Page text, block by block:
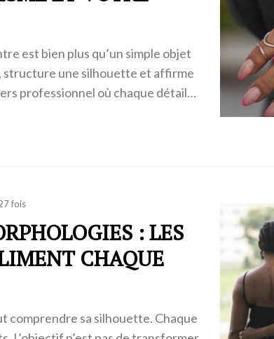
est bien plus qu’un simple objet
structure une silhouette et affirme
professionnel où chaque détail…
fois
: LES
CHAQUE
comprendre sa silhouette. Chaque